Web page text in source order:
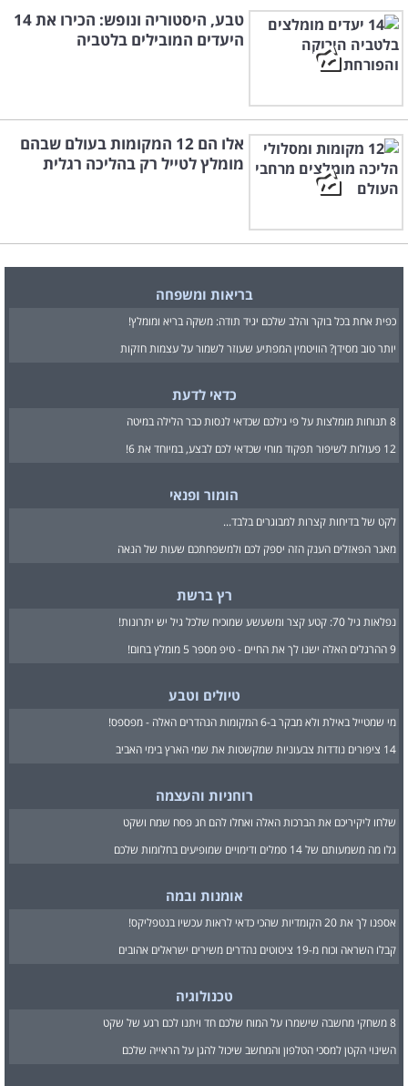
טבע, היסטוריה ונופש: הכירו את 14
היעדים המובילים בלטביה
אלו הם 12 המקומות בעולם שבהם
מומלץ לטייל רק בהליכה רגלית
בריאות ומשפחה
כפית אחת בכל בוקר והלב שלכם יגיד תודה: משקה בריא ומומלץ!
יותר טוב מסידן? הוויטמין המפתיע שעוזר לשמור על עצמות חזקות
כדאי לדעת
8 תנוחות מומלצות על פי גילכם שכדאי לנסות כבר הלילה במיטה
12 פעולות לשיפור תפקוד מוחי שכדאי לכם לבצע, במיוחד את 6!
הומור ופנאי
לקט של בדיחות קצרות למבוגרים בלבד...
מאגר הפאזלים הענק הזה יספק לכם ולמשפחתכם שעות של הנאה
רץ ברשת
נפלאות גיל 70: קטע קצר ומשעשע שמוכיח שלכל גיל יש יתרונות!
9 ההרגלים האלה ישנו לך את החיים - טיפ מספר 5 מומלץ בחום!
טיולים וטבע
מי שמטייל באילת ולא מבקר ב-6 המקומות הנהדרים האלה - מפספס!
14 ציפורים נודדות צבעוניות שמקשטות את שמי הארץ בימי האביב
רוחניות והעצמה
שלחו ליקיריכם את הברכות האלה ואחלו להם חג פסח שמח ושקט
גלו מה משמעותם של 14 סמלים ודימויים שמופיעים בחלומות שלכם
אומנות ובמה
אספנו לך את 20 הקומדיות שהכי כדאי לראות עכשיו בנטפליקס!
קבלו השראה וכוח מ-19 ציטוטים נהדרים משירים ישראלים אהובים
טכנולוגיה
8 משחקי מחשבה שישמרו על המוח שלכם חד ויתנו לכם רגע של שקט
השינוי הקטן למסכי הטלפון והמחשב שיכול להגן על הראייה שלכם